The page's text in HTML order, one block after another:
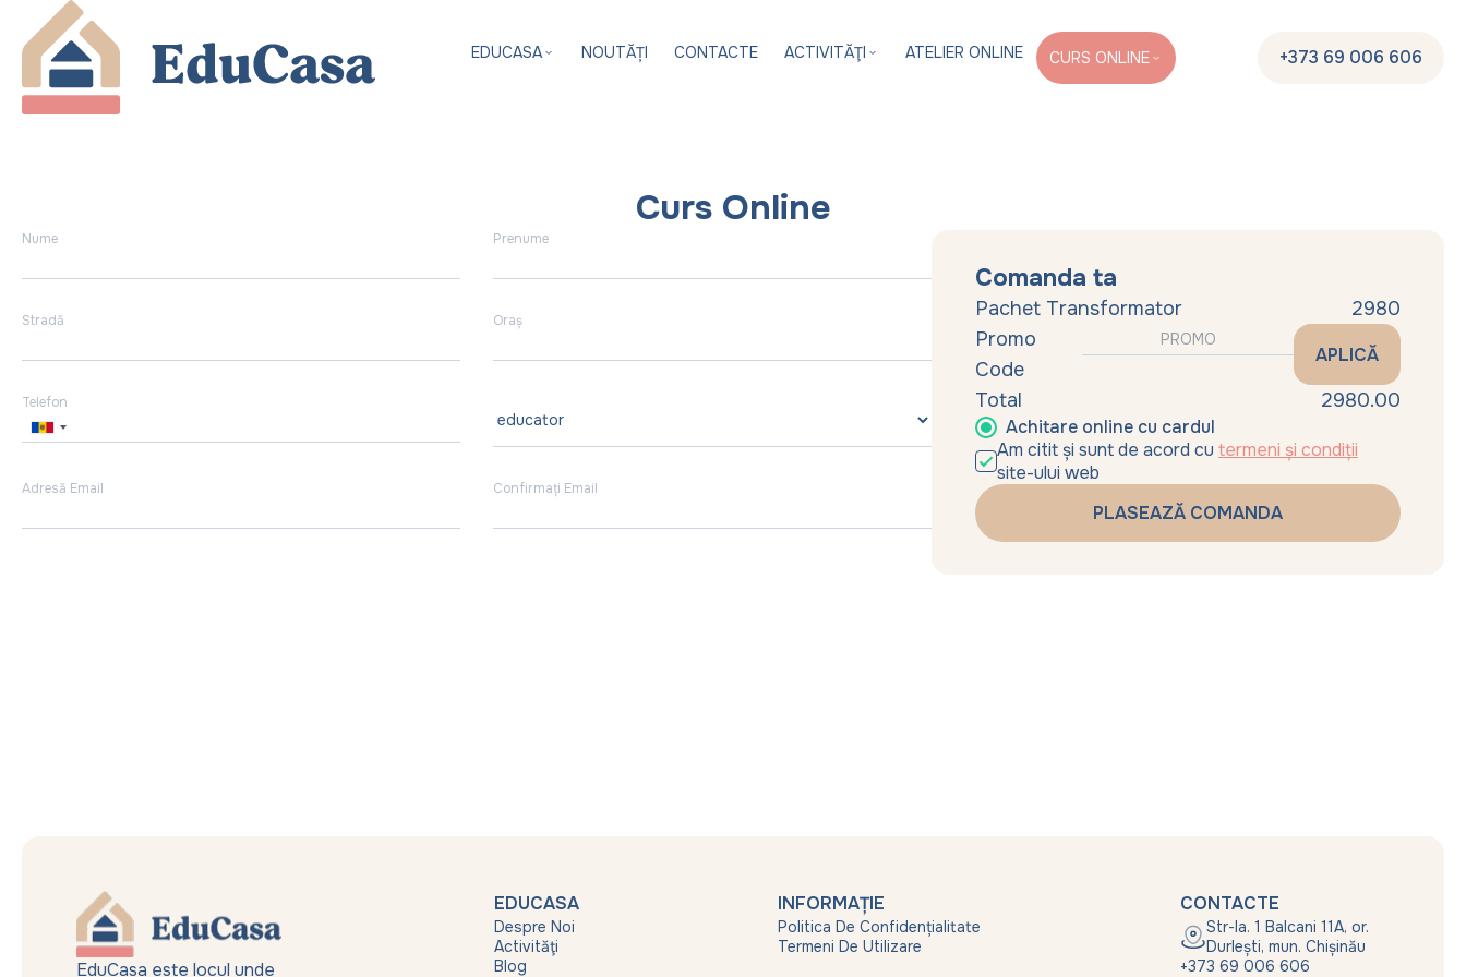
EDUCASA NOUTĂȚI CONTACTE ACTIVITĂŢI ATELIER ONLINE CURS ONLINE +373 69 006 606
Curs Online
Nume Prenume
Stradă Oraș
Telefon
Adresă Email Confirmați Email
Comanda ta
Pachet Transformator
2980
Promo
Code
APLICĂ
Total 2980.00
Achitare online cu cardul
Am citit și sunt de acord cu termeni și condiții
site-ului web
EduCasa este locul unde
EDUCASA
Despre Noi
Activităţi
Blog
INFORMAȚIE
Politica De Confidențialitate
Termeni De Utilizare
CONTACTE
Str-la. 1 Balcani 11A, or.
Durlești, mun. Chișinău
+373 69 006 606